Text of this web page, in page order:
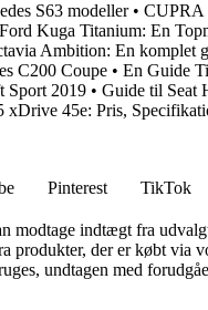
S63 modeller• CUPRA
Ford Kuga Titanium: En
Ambition: En komplet
C200 Coupe • En Guide
Sport 2019 • Guide til Seat
45e: Pris,
Pinterest TikTok
indtægt fra
der er købt via
undtagen med